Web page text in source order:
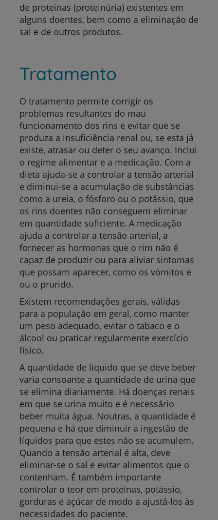
de proteínas (proteinúria) existentes em
alguns doentes, bem como a eliminação de
sal e de outros produtos.
Tratamento
O tratamento permite corrigir os
problemas resultantes do mau
funcionamento dos rins e evitar que se
produza a insuficiência renal ou, se esta já
existe, atrasar ou deter o seu avanço. Inclui
o regime alimentar e a medicação. Com a
dieta ajuda-se a controlar a tensão arterial
e diminui-se a acumulação de substâncias
como a ureia, o fósforo ou o potássio, que
os rins doentes não conseguem eliminar
em quantidade suficiente. A medicação
ajuda a controlar a tensão arterial, a
fornecer as hormonas que o rim não é
capaz de produzir ou para aliviar sintomas
que possam aparecer, como os vómitos e
ou o prurido.
Existem recomendações gerais, válidas
para a população em geral, como manter
um peso adequado, evitar o tabaco e o
álcool ou praticar regularmente exercício
físico.
A quantidade de líquido que se deve beber
varia consoante a quantidade de urina que
se elimina diariamente. Há doenças renais
em que se urina muito e é necessário
beber muita água. Noutras, a quantidade é
pequena e há que diminuir a ingestão de
líquidos para que estes não se acumulem.
Quando a tensão arterial é alta, deve
eliminar-se o sal e evitar alimentos que o
contenham. É também importante
controlar o teor em proteínas, potássio,
gorduras e açúcar de modo a ajustá-los às
necessidades do paciente.